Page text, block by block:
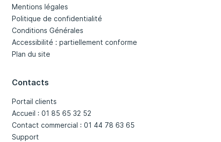
Mentions légales
Politique de confidentialité
Conditions Générales
Accessibilité : partiellement conforme
Plan du site
Contacts
Portail clients
Accueil : 01 85 65 32 52
Contact commercial : 01 44 78 63 65
Support